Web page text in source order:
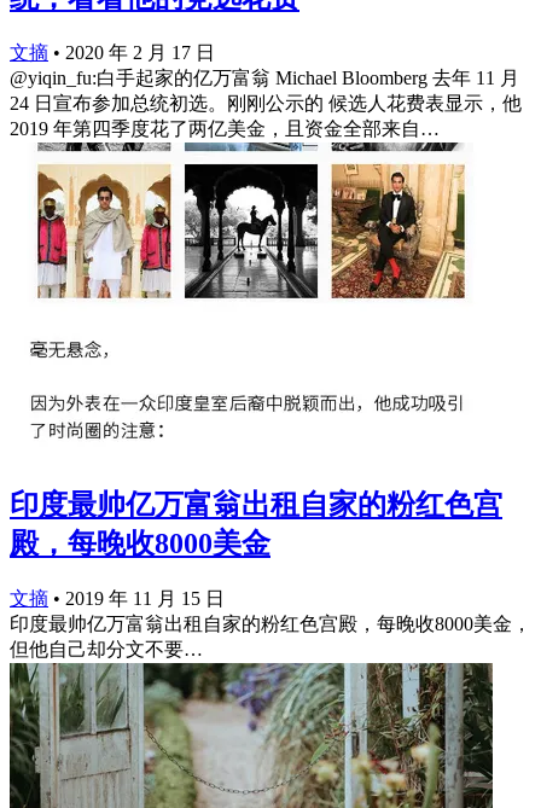
文摘 • 2020 年 2 月 17 日
@yiqin_fu:白手起家的亿万富翁 Michael Bloomberg 去年 11 月
24 日宣布参加总统初选。刚刚公示的 候选人花费表显示，他
2019 年第四季度花了两亿美金，且资金全部来自…
印度最帅亿万富翁出租自家的粉红色宫
殿，每晚收8000美金
文摘 • 2019 年 11 月 15 日
印度最帅亿万富翁出租自家的粉红色宫殿，每晚收8000美金，
但他自己却分文不要…